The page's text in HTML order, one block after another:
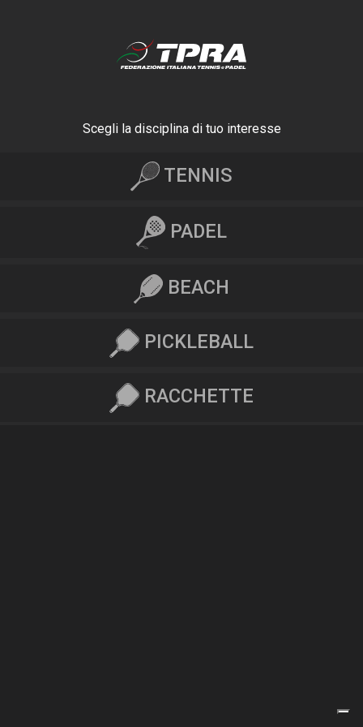
Scegli la disciplina di tuo interesse
TENNIS
PADEL
BEACH
PICKLEBALL
RACCHETTE